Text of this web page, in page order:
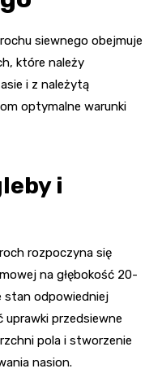
siewnego obejmuje
które należy
i z należytą
optymalne warunki
i
rozpoczyna się
na głębokość 20-
stan odpowiedniej
przedsiewne
pola i stworzenie
nasion.